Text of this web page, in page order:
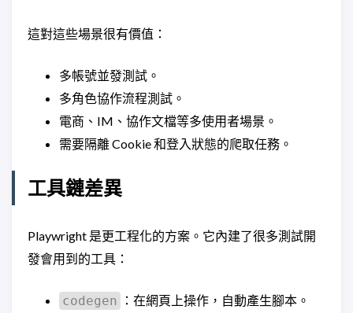
這對這些場景很有價值：
多帳號並發測試。
多角色協作流程測試。
電商、IM、協作文檔等多使用者場景。
需要隔離 Cookie 和登入狀態的爬取任務。
工具鏈差異
Playwright 是更工程化的方案。它內建了很多測試開
發會用到的工具：
codegen
：在網頁上操作，自動產生腳本。